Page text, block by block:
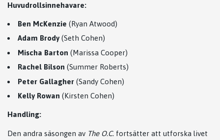
Huvudrollsinnehavare:
Ben McKenzie (Ryan Atwood)
Adam Brody (Seth Cohen)
Mischa Barton (Marissa Cooper)
Rachel Bilson (Summer Roberts)
Peter Gallagher (Sandy Cohen)
Kelly Rowan (Kirsten Cohen)
Handling:
Den andra säsongen av The O.C. fortsätter att utforska livet